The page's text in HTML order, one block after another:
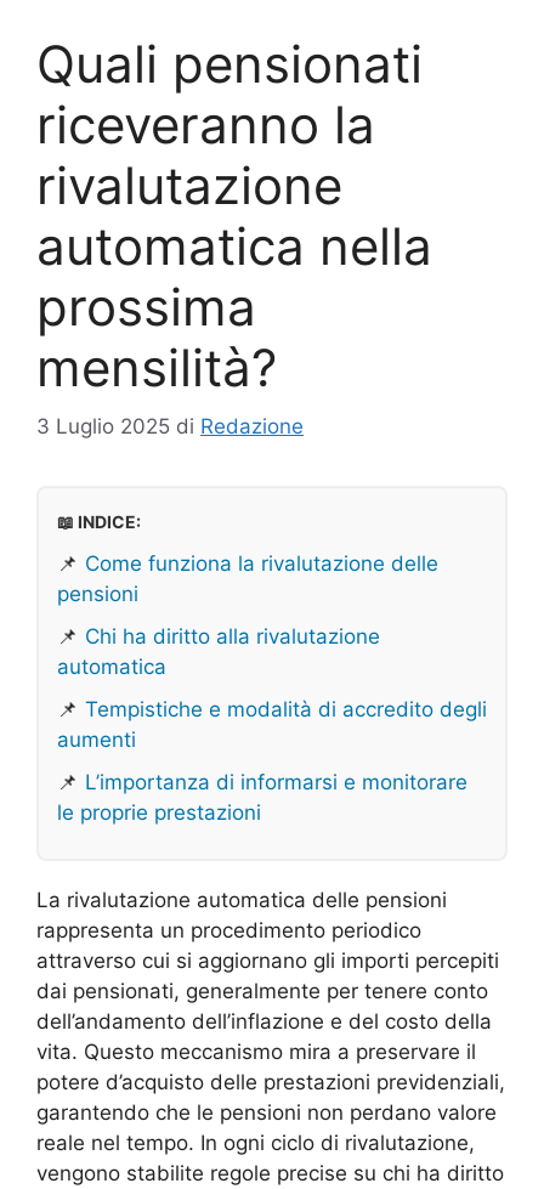
Quali pensionati
riceveranno la
rivalutazione
automatica nella
prossima
mensilità?
3 Luglio 2025 di Redazione
📖 INDICE:
📌 Come funziona la rivalutazione delle
pensioni
📌 Chi ha diritto alla rivalutazione
automatica
📌 Tempistiche e modalità di accredito degli
aumenti
📌 L’importanza di informarsi e monitorare
le proprie prestazioni
La rivalutazione automatica delle pensioni
rappresenta un procedimento periodico
attraverso cui si aggiornano gli importi percepiti
dai pensionati, generalmente per tenere conto
dell’andamento dell’inflazione e del costo della
vita. Questo meccanismo mira a preservare il
potere d’acquisto delle prestazioni previdenziali,
garantendo che le pensioni non perdano valore
reale nel tempo. In ogni ciclo di rivalutazione,
vengono stabilite regole precise su chi ha diritto